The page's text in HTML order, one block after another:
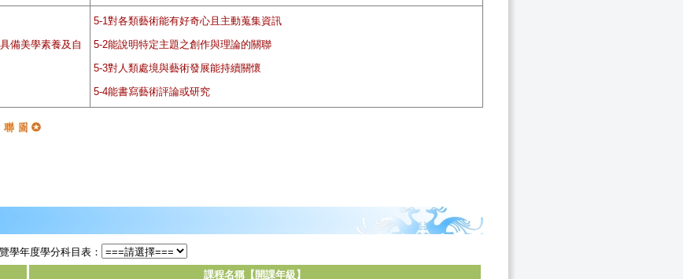
備美學素養及自
5-1對各類藝術能有好奇心且主動蒐集資訊
5-2能說明特定主題之創作與理論的關聯
5-3對人類處境與藝術發展能持續關懷
5-4能書寫藝術評論或研究
學年度學分科目表：
課程名稱【開課年級】